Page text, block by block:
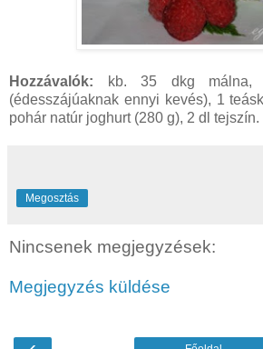
Hozzávalók: kb. 35 dkg málna,
(édesszájúaknak ennyi kevés), 1
pohár natúr joghurt (280 g), 2 dl tejszín.
Megosztás
Nincsenek megjegyzések:
Megjegyzés küldése